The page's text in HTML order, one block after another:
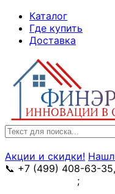
Skip
Content
Каталог
Где купить
Доставка
Search
for:
Акции и скидки!
📞 +7 (499) 408-63-
;